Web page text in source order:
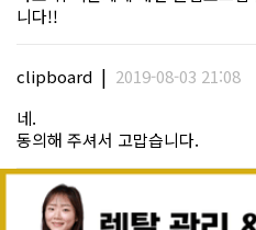
니다!!
clipboard | 2019-08-03 21:08
네.
동의해 주셔서 고맙습니다.